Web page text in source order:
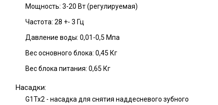
Мощность: 3-20 Вт (регулируемая)
Частота: 28 +- 3 Гц
Давление воды: 0,01-0,5 Мпа
Вес основного блока: 0,45 Кг
Вес блока питания: 0,65 Кг
Насадки:
G1Tx2 - насадка для снятия наддесневого зубного